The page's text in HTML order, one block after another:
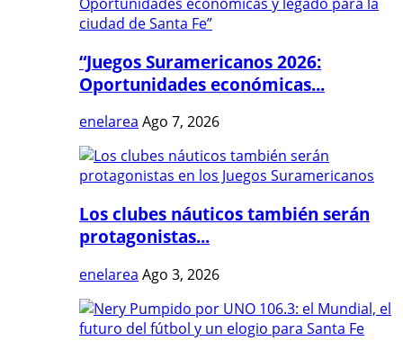
“Juegos Suramericanos 2026:
Oportunidades económicas...
enelarea Ago 7, 2026
Los clubes náuticos también serán
protagonistas...
enelarea Ago 3, 2026